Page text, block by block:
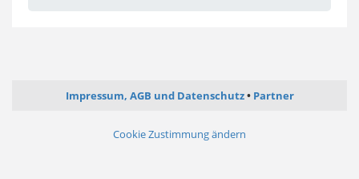
Impressum, AGB und Datenschutz Partner
Cookie Zustimmung ändern